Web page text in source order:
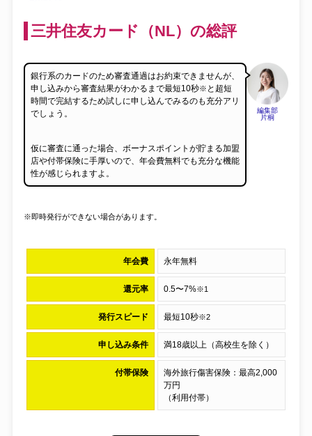
三井住友カード（NL）の総評
編集部
片桐
銀行系のカードのため審査通過はお約束できませんが、
申し込みから審査結果がわかるまで最短10秒※ と超短
時間で完結するため試しに申し込んでみるのも充分アリ
でしょう。
仮に審査に通った場合、ボーナスポイントが貯まる加盟
店や付帯保険に手厚いので、年会費無料でも充分な機能
性が感じられますよ。
※即時発行ができない場合があります。
年会費 永年無料
還元率 0.5〜7%※1
発行スピード 最短10秒※2
申し込み条件 満18歳以上（高校生を除く）
付帯保険
海外旅行傷害保険：最高2,000
万円
（利用付帯）